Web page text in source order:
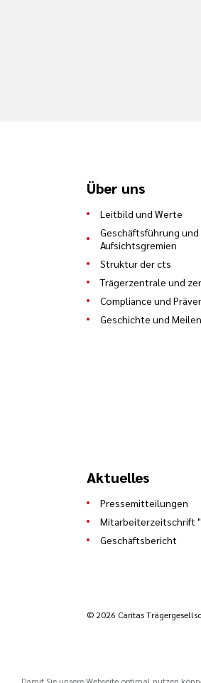
Über uns
Leitbild und Werte
Geschäftsführung und
Aufsichtsgremien
Struktur der cts
Trägerzentrale und
Compliance und
Geschichte und
Aktuelles
Pressemitteilungen
Mitarbeiterzeitschrift
Geschäftsbericht
© 2026 Caritas